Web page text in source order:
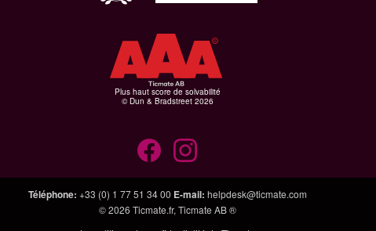
Plus haut score de solvabilité
© Dun & Bradstreet 2026
Téléphone: +33 (0) 1 77 51 34 00 E-mail: helpdesk@ticmate.com
© 2026 Ticmate.fr, Ticmate AB ®